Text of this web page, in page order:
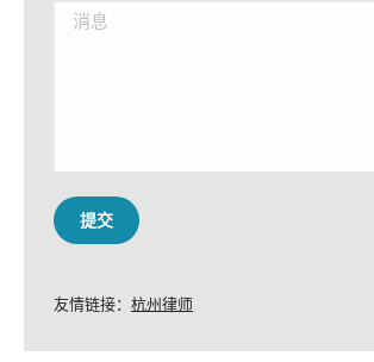
消息
提交
友情链接： 杭州律师